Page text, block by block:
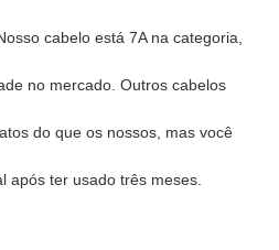
cabelo está 7A na categoria,
no mercado. Outros cabelos
do que os nossos, mas você
após ter usado três meses.